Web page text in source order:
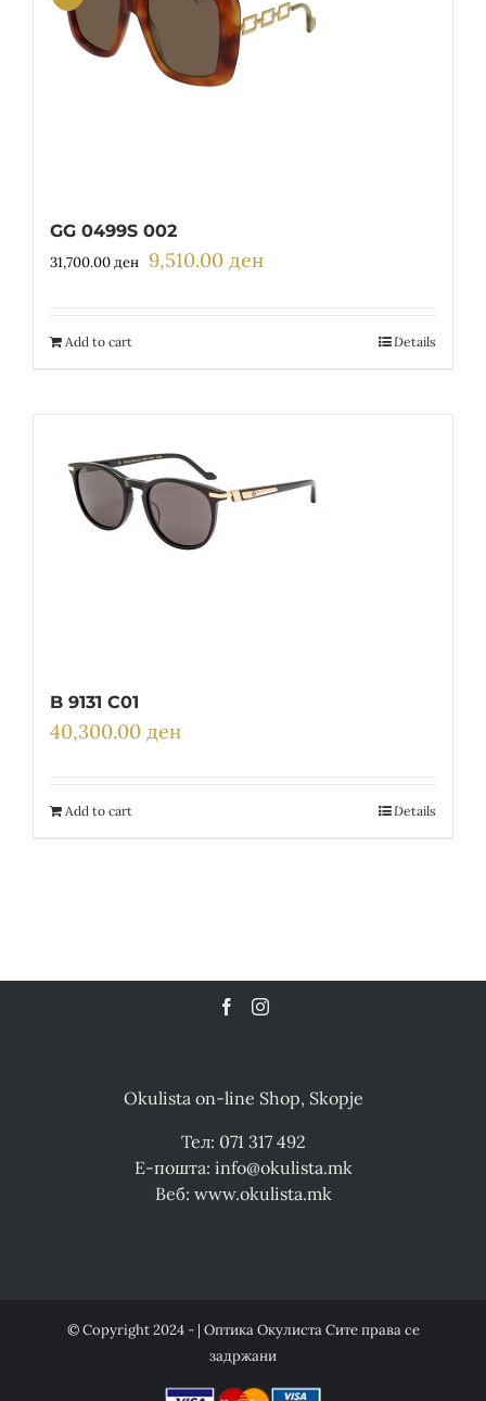
GG 0499S 002
31,700.00ден Original
9,510.00 денCurrent
Add to cart Details
B 9131 C01
40,300.00 ден
Add to cart Details
Okulista on-line Shop, Skopje
Тел: 071 317 492
Е-пошта: info@okulista.mk
Веб: www.okulista.mk
© Copyright 2024 - | Оптика Окулиста Сите права се
задржани